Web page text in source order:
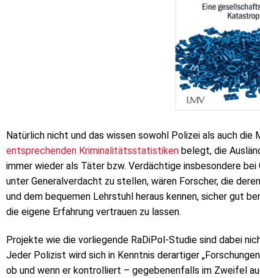
Natürlich nicht und das wissen sowohl Polizei als auch die
entsprechenden Kriminalitätsstatistiken belegt, die
immer wieder als Täter bzw. Verdächtige insbesondere
unter Generalverdacht zu stellen, wären Forscher, die
und dem bequemen Lehrstuhl heraus kennen, sicher gut
die eigene Erfahrung vertrauen zu lassen.
Projekte wie die vorliegende RaDiPol-Studie sind dabei
Jeder Polizist wird sich in Kenntnis derartiger
ob und wenn er kontrolliert – gegebenenfalls im Zweifel